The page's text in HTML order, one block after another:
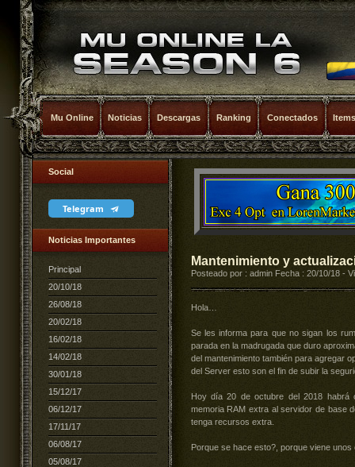
Mu Online Noticias Descargas Ranking Conectados Items
Social
Telegram
Noticias Importantes
Principal
20/10/18
26/08/18
20/02/18
16/02/18
14/02/18
30/01/18
15/12/17
06/12/17
17/11/17
06/08/17
05/08/17
Mantenimiento y
Posteado por : admin Fecha : 20/10/18 -
Hola…
Se les informa para que no sigan los
parada en la madrugada que duro
del mantenimiento también para agregar
del Server esto son el fin de subir la
Hoy día 20 de octubre del 2018 habrá
memoria RAM extra al servidor de base
tenga recursos extra.
Porque se hace esto?, porque viene unos